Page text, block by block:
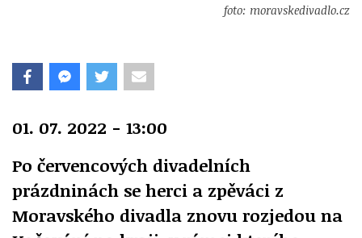
foto: moravskedivadlo.cz
01. 07. 2022 - 13:00
Po červencových divadelních
prázdninách se herci a zpěváci z
Moravského divadla znovu rozjedou na